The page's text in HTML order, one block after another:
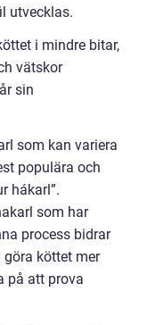
utvecklas.
i mindre bitar,
vätskor
sin
som kan variera
populära och
hákarl”.
som har
process bidrar
köttet mer
på att prova